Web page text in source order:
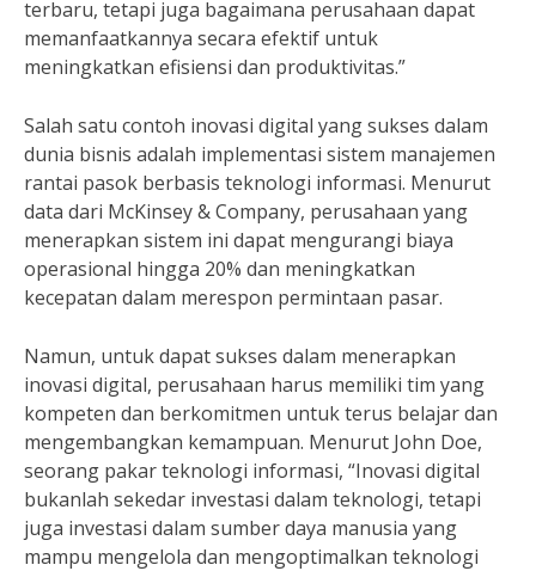
terbaru, tetapi juga bagaimana perusahaan dapat
memanfaatkannya secara efektif untuk
meningkatkan efisiensi dan produktivitas.”
Salah satu contoh inovasi digital yang sukses dalam
dunia bisnis adalah implementasi sistem manajemen
rantai pasok berbasis teknologi informasi. Menurut
data dari McKinsey & Company, perusahaan yang
menerapkan sistem ini dapat mengurangi biaya
operasional hingga 20% dan meningkatkan
kecepatan dalam merespon permintaan pasar.
Namun, untuk dapat sukses dalam menerapkan
inovasi digital, perusahaan harus memiliki tim yang
kompeten dan berkomitmen untuk terus belajar dan
mengembangkan kemampuan. Menurut John Doe,
seorang pakar teknologi informasi, “Inovasi digital
bukanlah sekedar investasi dalam teknologi, tetapi
juga investasi dalam sumber daya manusia yang
mampu mengelola dan mengoptimalkan teknologi